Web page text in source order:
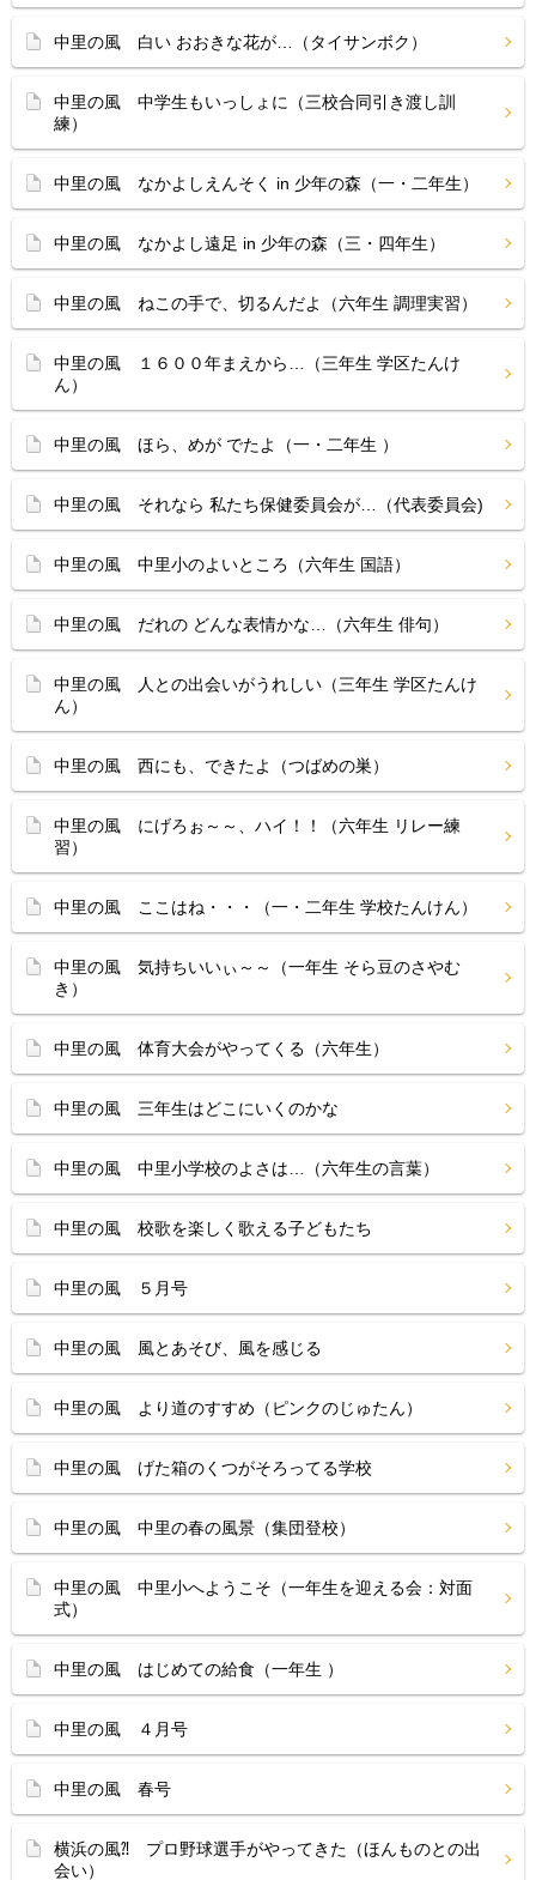
中里の風 白い おおきな花が…（タイサンボク）
中里の風 中学生もいっしょに（三校合同引き渡し訓
練）
中里の風 なかよしえんそく in 少年の森（一・二年生）
中里の風 なかよし遠足 in 少年の森（三・四年生）
中里の風 ねこの手で、切るんだよ（六年生 調理実習）
中里の風 １６００年まえから…（三年生 学区たんけ
ん）
中里の風 ほら、めが でたよ（一・二年生 ）
中里の風 それなら 私たち保健委員会が…（代表委員会)
中里の風 中里小のよいところ（六年生 国語）
中里の風 だれの どんな表情かな…（六年生 俳句）
中里の風 人との出会いがうれしい（三年生 学区たんけ
ん）
中里の風 西にも、できたよ（つばめの巣）
中里の風 にげろぉ～～、ハイ！！（六年生 リレー練
習）
中里の風 ここはね・・・（一・二年生 学校たんけん）
中里の風 気持ちいいぃ～～（一年生 そら豆のさやむ
き）
中里の風 体育大会がやってくる（六年生）
中里の風 三年生はどこにいくのかな
中里の風 中里小学校のよさは…（六年生の言葉）
中里の風 校歌を楽しく歌える子どもたち
中里の風 ５月号
中里の風 風とあそび、風を感じる
中里の風 より道のすすめ（ピンクのじゅたん）
中里の風 げた箱のくつがそろってる学校
中里の風 中里の春の風景（集団登校）
中里の風 中里小へようこそ（一年生を迎える会：対面
式）
中里の風 はじめての給食（一年生 ）
中里の風 ４月号
中里の風 春号
横浜の風⁈ プロ野球選手がやってきた（ほんものとの出
会い）